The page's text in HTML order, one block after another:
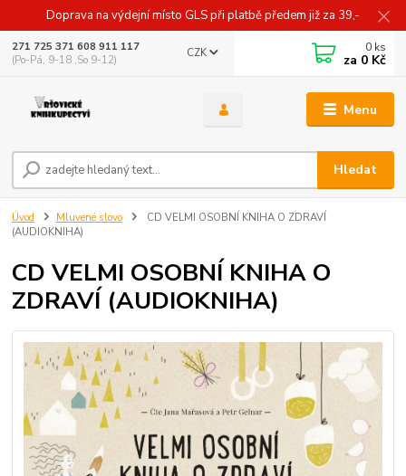
Doprava na výdejní místo GLS při platbě předem již za 39,-
Menu
CZK
Hledat
271 725 371 608 911 117
(Po-Pá, 9-18 ,So 9-12)
0 ks
za 0 Kč
Úvod Mluvené slovo
CD VELMI OSOBNÍ KNIHA O ZDRAVÍ
(AUDIOKNIHA)
CD VELMI OSOBNÍ KNIHA O
ZDRAVÍ (AUDIOKNIHA)